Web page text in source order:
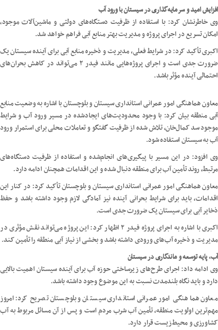
افزایش امید و سرمایه‌گذاری در سیستان با ورود آب
وی خاطرنشان کرد: با استفاده از ظرفیت دستگاه‌های دولتی و ماشین‌آلات موجود،
امکان تسریع در اجرای پروژه و مدیریت بهتر منابع آبی فراهم خواهد شد.
اکبری تأکید کرد: در شرایط فعلی، مدیریت و ذخیره منابع آبی برای آینده سیستان یک
ضرورت جدی است و اجرای پروژه‌هایی مانند فیدر ۲ می‌تواند در کاهش بحران‌های
احتمالی آینده مؤثر باشد.
معاون هماهنگی امور عمرانی استانداری سیستان و بلوچستان با اشاره به وضعیت منابع
آبی منطقه بیان کرد: با وجود محدودیت‌های ایجادشده در مسیر ورود آب و شرایط
موجود سد کمال‌خان، تلاش شده از ظرفیت گفتگو و تعاملات محلی برای استمرار ورود
آب به سیستان استفاده شود.
وی افزود: در این مسیر با پیگیری‌های انجام‌شده و استفاده از ظرفیت دستگاه‌های
مرتبط، روند تأمین آب برای منطقه دنبال شده و این اقدامات همچنان ادامه دارد.
معاون هماهنگی امور عمرانی استانداری سیستان و بلوچستان تأکید کرد: در کنار این
اقدامات، باید برای شرایط بحرانی آینده نیز آمادگی لازم وجود داشته باشد و حفظ
ذخایر آبی برای سیستان یک ضرورت جدی است.
اکبری با اشاره به اجرای پروژه فیدر ۲ اظهار کرد: این پروژه می‌تواند نقش مؤثری در
مدیریت و ذخیره آب‌های ورودی داشته باشد و بخشی از نیاز آبی منطقه را تأمین کند.
آب، پایه توسعه و ماندگاری در سیستان
وی ادامه داد: اجرای طرح‌های زیرساختی حوزه آب برای آینده سیستان اهمیت بالایی
دارد و باید نگاه بلندمدت نسبت به این موضوع وجود داشته باشد.
معاون هماهنگی امور عمرانی استانداری سیستان و بلوچستان تصریح کرد: امروز
مهم‌ترین اولویت منطقه، تأمین آب شرب مردم است و پس از آن مسائل مربوط به آب
کشاورزی و محیط‌زیست قرار دارد.